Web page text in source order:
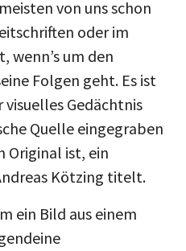
von uns schon
oder im
wenn’s um den
Folgen geht. Es ist
visuelles Gedächtnis
Quelle eingegraben
Original ist, ein
Kötzing titelt.
ein Bild aus einem